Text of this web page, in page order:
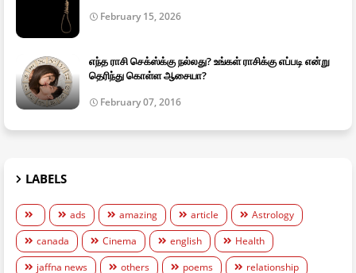
February 15, 2026
எந்த ராசி செக்ஸ்க்கு நல்லது? உங்கள் ராசிக்கு எப்படி என்று
தெரிந்து கொள்ள ஆசையா?
February 07, 2016
LABELS
ads amazing article
Astrology
canada
Cinema english
Health
jaffna news
others poems relationship